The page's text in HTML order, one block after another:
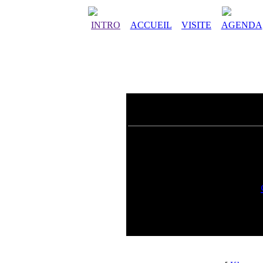
INTRO ACCUEIL VISITE AGENDA